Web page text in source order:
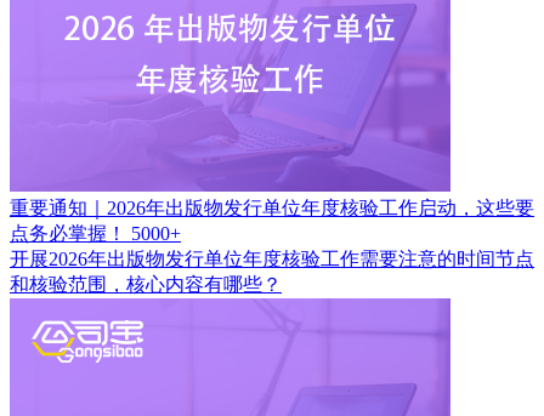
重要通知｜2026年出版物发行单位年度核验工作启动，这些要
点务必掌握！
5000+
开展2026年出版物发行单位年度核验工作需要注意的时间节点
和核验范围，核心内容有哪些？